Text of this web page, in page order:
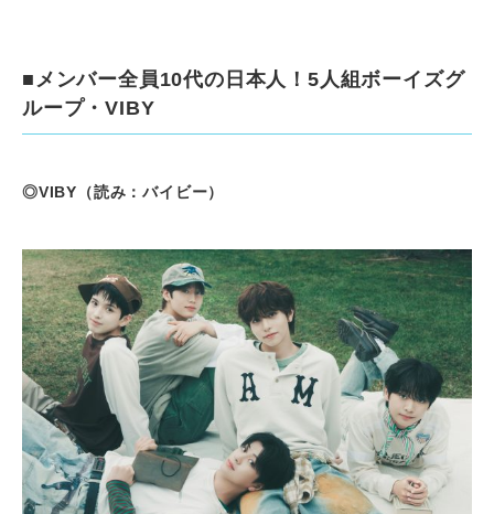
■メンバー全員10代の日本人！5人組ボーイズグ
ループ・VIBY
◎VIBY（読み：バイビー）